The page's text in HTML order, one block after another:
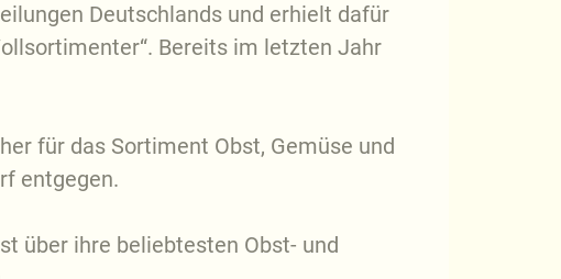
Deutschlands und erhielt dafür
Bereits im letzten Jahr
für das Sortiment Obst, Gemüse und
entgegen.
über ihre beliebtesten Obst- und